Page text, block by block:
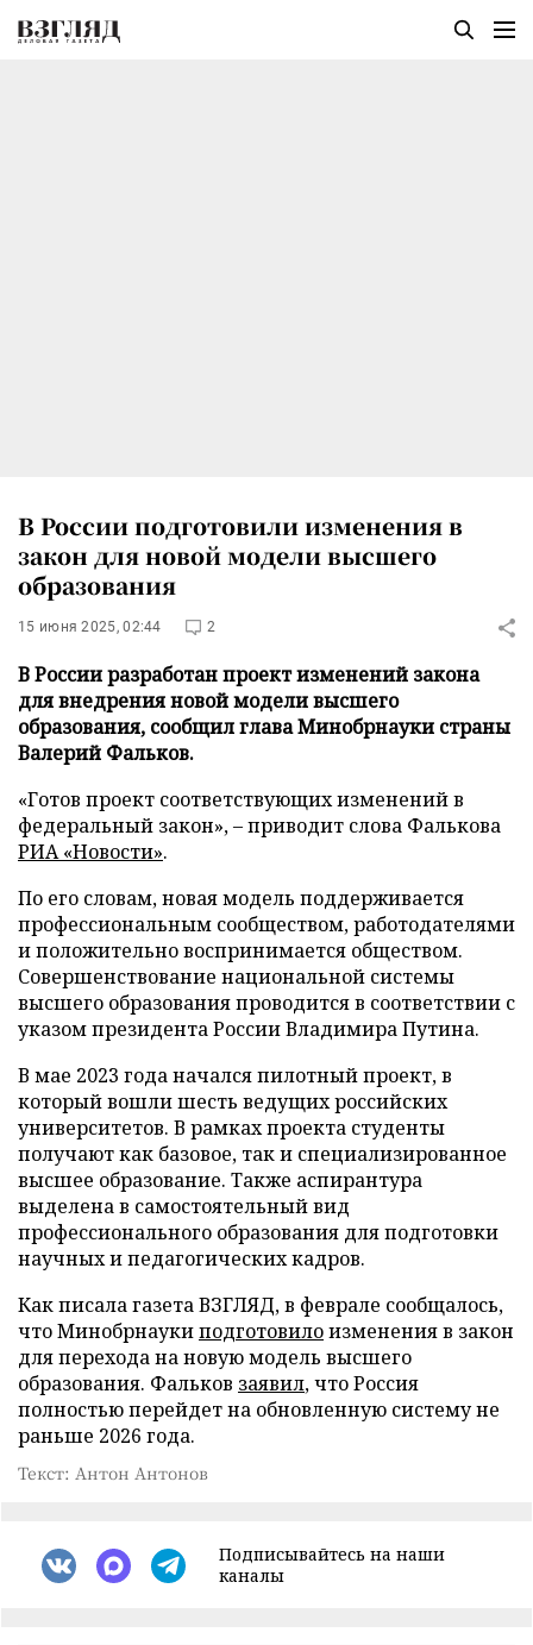
В России подготовили изменения в
закон для новой модели высшего
образования
15 июня 2025, 02:44 2
В России разработан проект изменений закона
для внедрения новой модели высшего
образования, сообщил глава Минобрнауки страны
Валерий Фальков.
«Готов проект соответствующих изменений в
федеральный закон», – приводит слова Фалькова
РИА «Новости».
По его словам, новая модель поддерживается
профессиональным сообществом, работодателями
и положительно воспринимается обществом.
Совершенствование национальной системы
высшего образования проводится в соответствии с
указом президента России Владимира Путина.
В мае 2023 года начался пилотный проект, в
который вошли шесть ведущих российских
университетов. В рамках проекта студенты
получают как базовое, так и специализированное
высшее образование. Также аспирантура
выделена в самостоятельный вид
профессионального образования для подготовки
научных и педагогических кадров.
Как писала газета ВЗГЛЯД, в феврале сообщалось,
что Минобрнаукиподготовилоизменения в закон
для перехода на новую модель высшего
образования. Фальков заявил, что Россия
полностью перейдет на обновленную систему не
раньше 2026 года.
Текст: Антон Антонов
Подписывайтесь на наши
каналы